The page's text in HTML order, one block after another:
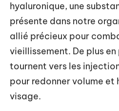
hyaluronique, une
présente dans notre
allié précieux pour
vieillissement. De plus
tournent vers les
pour redonner volume
visage.